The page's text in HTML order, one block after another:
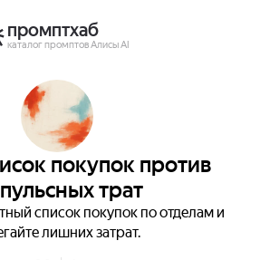
промптхаб
каталог промптов Алисы AI
покупок против
трат
список покупок по отделам и
лишних затрат.